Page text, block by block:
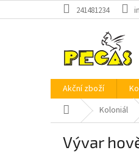
na
241481234
Akční zboží
Domů Koloniál
Vývar